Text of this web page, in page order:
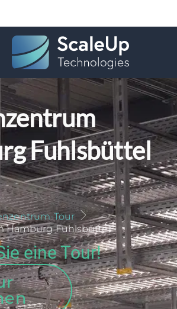
Fuhlsbüttel
Tour
Hamburg Fuhlsbüttel
eine Tour!